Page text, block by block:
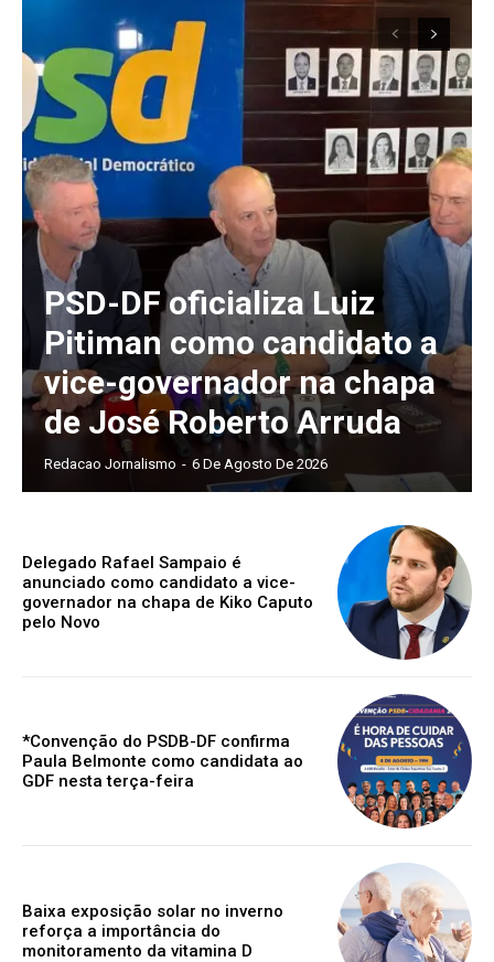
PSD-DF oficializa Luiz
Pitiman como candidato a
vice-governador na chapa
de José Roberto Arruda
Redacao Jornalismo - 6 De Agosto De 2026
Delegado Rafael Sampaio é
anunciado como candidato a vice-
governador na chapa de Kiko Caputo
pelo Novo
*Convenção do PSDB-DF confirma
Paula Belmonte como candidata ao
GDF nesta terça-feira
Baixa exposição solar no inverno
reforça a importância do
monitoramento da vitamina D